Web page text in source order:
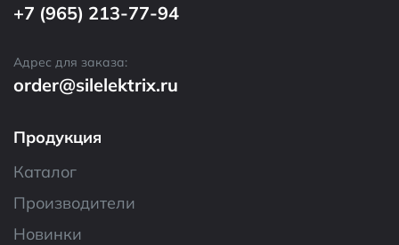
+7 (965) 213-77-94
Адрес для заказа:
order@silelektrix.ru
Продукция
Каталог
Производители
Новинки